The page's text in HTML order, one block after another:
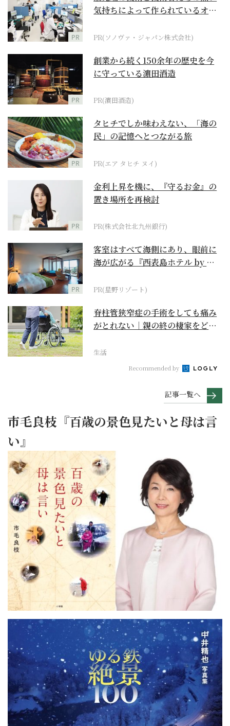
PR
気持ちによって作られているオー
PR(ソノヴァ・ジャパン株式会社)
PR
創業から続く150余年の歴史を今
に守っている濵田酒造
PR(濵田酒造)
PR
タヒチでしか味わえない、「海の
民」の記憶へとつながる旅
PR(エア タヒチ ヌイ)
PR
金利上昇を機に、『守るお金』の
置き場所を再検討
PR(株式会社北九州銀行)
PR
客室はすべて海側にあり、眼前に
海が広がる『西表島ホテル by 星
PR(星野リゾート)
脊柱管狭窄症の手術をしても痛み
がとれない｜親の終の棲家をどう
生活
Recommended by
記事一覧へ
市毛良枝『百歳の景色見たいと母は言
い』